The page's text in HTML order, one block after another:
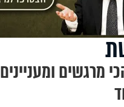
מרגשים